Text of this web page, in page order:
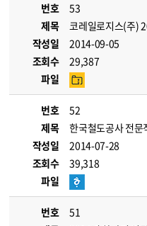
번호
53
제목
코레일로지스(주)
작성일
2014-09-05
조회수
29,387
파일
번호
52
제목
한국철도공사 전
작성일
2014-07-28
조회수
39,318
파일
번호
51